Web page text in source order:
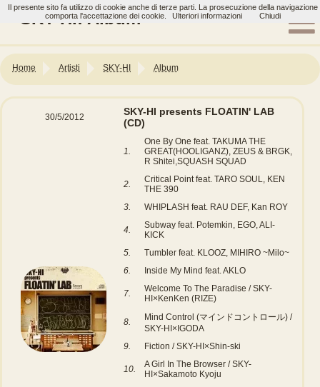
SKY-HI: Album
Home Artisti SKY-HI Album
30/5/2012
SKY-HI presents FLOATIN' LAB
(CD)
1.
One By One feat. TAKUMA THE
GREAT(HOOLIGANZ), ZEUS & BRGK,
R Shitei,SQUASH SQUAD
2.
Critical Point feat. TARO SOUL, KEN
THE 390
3.
WHIPLASH feat. RAU DEF, Kan ROY
4.
Subway feat. Potemkin, EGO, ALI-
KICK
5.
Tumbler feat. KLOOZ, MIHIRO ~Milo~
6.
Inside My Mind feat. AKLO
7.
Welcome To The Paradise / SKY-
HI×KenKen (RIZE)
8.
Mind Control (マインドコントロール) /
SKY-HI×IGODA
9.
Fiction / SKY-HI×Shin-ski
10.
A Girl In The Browser / SKY-
HI×Sakamoto Kyoju
Il presente sito fa utilizzo di cookie anche di terze parti. La prosecuzione della navigazione
comporta l'accettazione dei cookie.
Ulteriori informazioni Chiudi